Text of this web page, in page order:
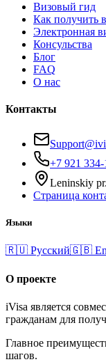
Визовый гид
Как получить
Электронная
Консульства
Блог
FAQ
О нас
Контакты
+7 921
Leninskiy
Страница
Языки
🇷🇺 Русский🇬🇧
О проекте
iVisa является
гражданам для
Главное
шагов.